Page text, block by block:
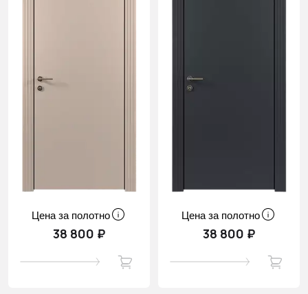
Цена за полотно
38 800 ₽
Цена за полотно
38 800 ₽